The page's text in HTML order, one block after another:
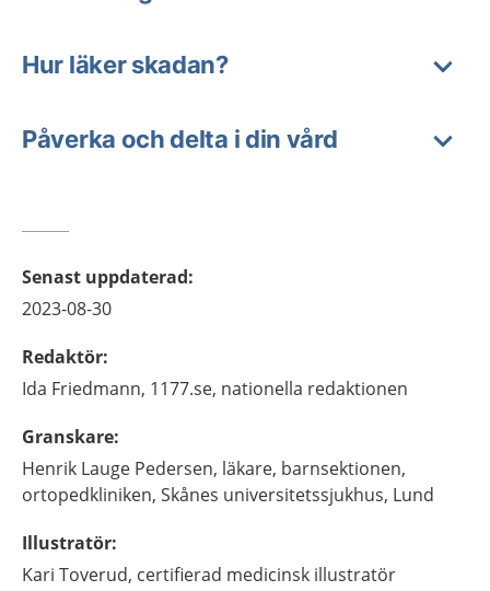
Hur läker skadan?
Påverka och delta i din vård
Senast uppdaterad:
2023-08-30
Redaktör:
Ida Friedmann, 1177.se, nationella redaktionen
Granskare:
Henrik Lauge Pedersen, läkare, barnsektionen,
ortopedkliniken, Skånes universitetssjukhus, Lund
Illustratör:
Kari Toverud, certifierad medicinsk illustratör